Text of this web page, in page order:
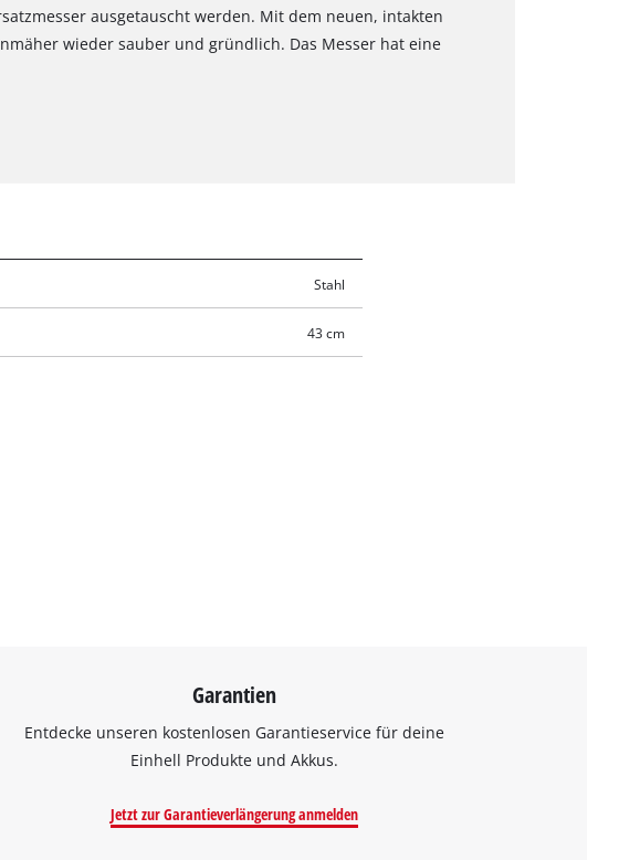
ausgetauscht werden. Mit dem neuen, intakten
wieder sauber und gründlich. Das Messer hat eine
Stahl
43 cm
Garantien
Entdecke unseren kostenlosen Garantieservice für deine
Einhell Produkte und Akkus.
Jetzt zur Garantieverlängerung anmelden